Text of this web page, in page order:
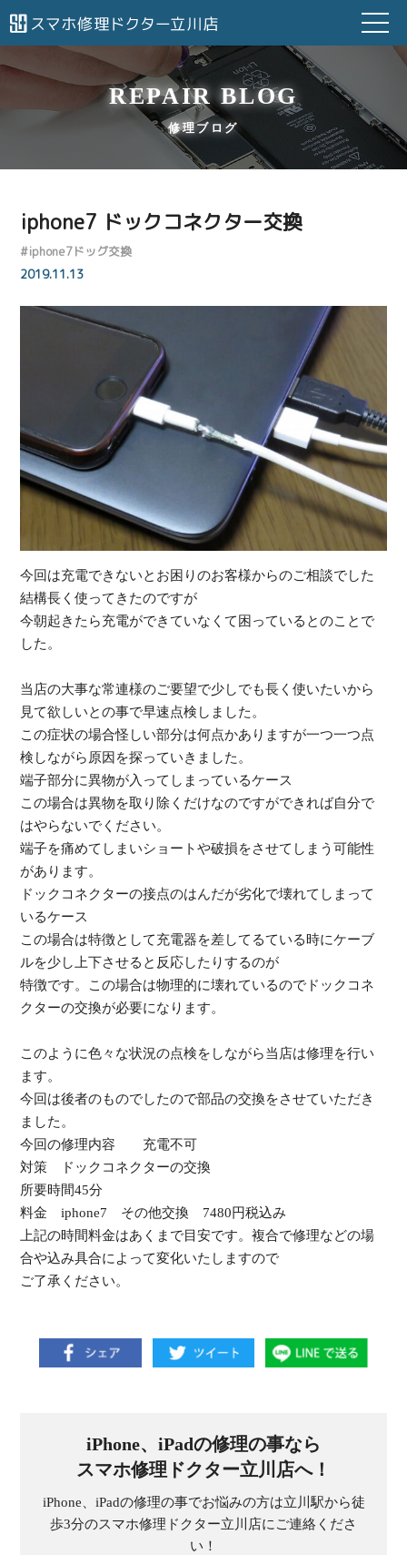
REPAIR BLOG
修理ブログ
iphone7 ドックコネクター交換
#iphone7ドッグ交換
2019.11.13
今回は充電できないとお困りのお客様からのご相談でした
結構長く使ってきたのですが
今朝起きたら充電ができていなくて困っているとのことで
した。
当店の大事な常連様のご要望で少しでも長く使いたいから
見て欲しいとの事で早速点検しました。
この症状の場合怪しい部分は何点かありますが一つ一つ点
検しながら原因を探っていきました。
端子部分に異物が入ってしまっているケース
この場合は異物を取り除くだけなのですができれば自分で
はやらないでください。
端子を痛めてしまいショートや破損をさせてしまう可能性
があります。
ドックコネクターの接点のはんだが劣化で壊れてしまって
いるケース
この場合は特徴として充電器を差してるている時にケーブ
ルを少し上下させると反応したりするのが
特徴です。この場合は物理的に壊れているのでドックコネ
クターの交換が必要になります。
このように色々な状況の点検をしながら当店は修理を行い
ます。
今回は後者のものでしたので部品の交換をさせていただき
ました。
今回の修理内容 充電不可
対策 ドックコネクターの交換
所要時間45分
料金 iphone7 その他交換 7480円税込み
上記の時間料金はあくまで目安です。複合で修理などの場
合や込み具合によって変化いたしますので
ご了承ください。
iPhone、iPadの修理の事なら
スマホ修理ドクター立川店へ！
iPhone、iPadの修理の事でお悩みの方は立川駅から徒
歩3分のスマホ修理ドクター立川店にご連絡くださ
い！